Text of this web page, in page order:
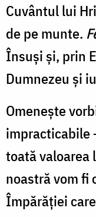
Cuvântul lui
de pe munte.
Însuşi şi, prin
Dumnezeu şi
Omeneşte
impracticabile
toată valoarea
noastră vom fi
Împărăţiei